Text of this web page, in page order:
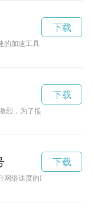
的加速工具，通过优化网
下载
烈，为了提升网站访问速
下载
络速度的应用程序，通
下载